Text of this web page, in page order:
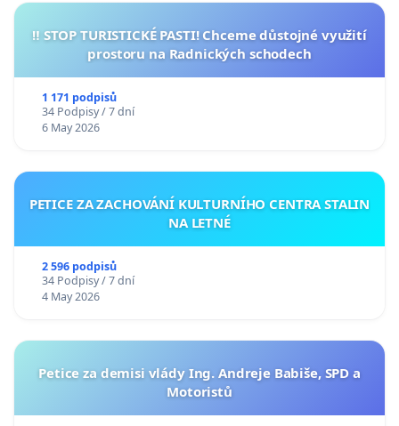
‼️ STOP TURISTICKÉ PASTI! Chceme důstojné využití
prostoru na Radnických schodech
1 171 podpisů
34 Podpisy / 7 dní
6 May 2026
PETICE ZA ZACHOVÁNÍ KULTURNÍHO CENTRA STALIN
NA LETNÉ
2 596 podpisů
34 Podpisy / 7 dní
4 May 2026
Petice za demisi vlády Ing. Andreje Babiše, SPD a
Motoristů